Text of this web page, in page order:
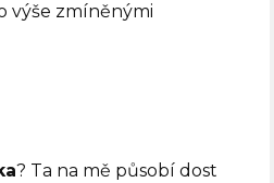
výše zmíněnými
? Ta na mě působí dost